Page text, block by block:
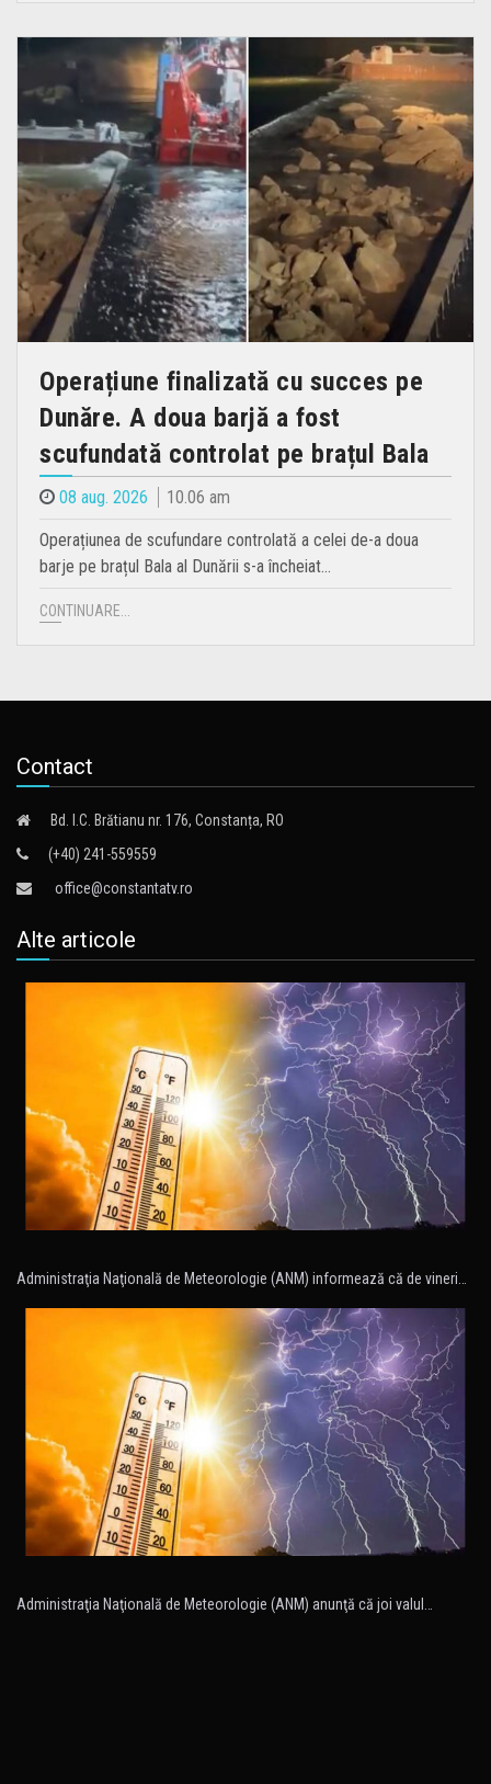
Operațiune finalizată cu succes pe
Dunăre. A doua barjă a fost
scufundată controlat pe brațul Bala
08 aug. 2026 10.06 am
Operațiunea de scufundare controlată a celei de-a doua
barje pe brațul Bala al Dunării s-a încheiat…
CONTINUARE...
Contact
Bd. I.C. Brătianu nr. 176, Constanța, RO
(+40) 241-559559
office@constantatv.ro
Alte articole
Administraţia Naţională de Meteorologie (ANM) informează că de vineri…
Administraţia Naţională de Meteorologie (ANM) anunţă că joi valul…